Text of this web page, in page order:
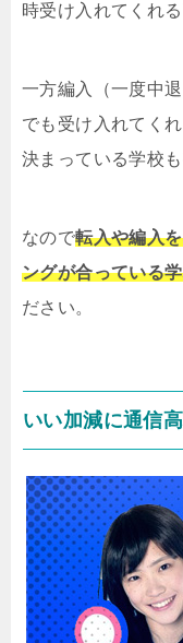
時受け入れてくれる
一方編入（一度中
でも受け入れてく
決まっている学校も
なので転入や編入
ングが合っている
ださい。
いい加減に通信